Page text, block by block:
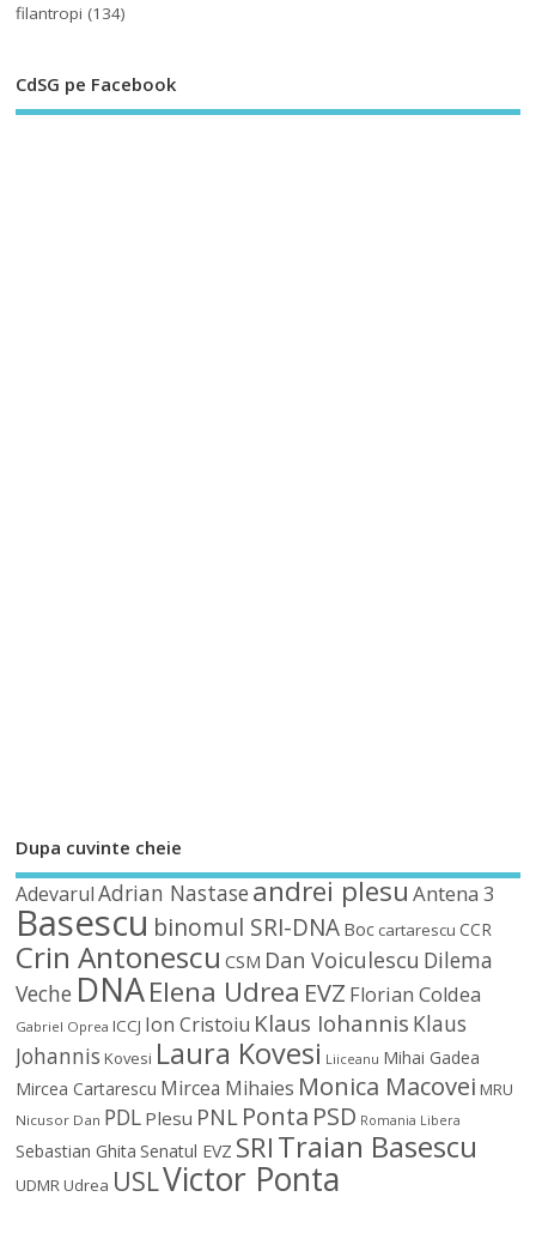
filantropi (134)
CdSG pe Facebook
Dupa cuvinte cheie
Adevarul Adrian Nastase andrei plesu Antena 3
Basescu binomul SRI-DNA Boc cartarescu CCR
Crin Antonescu CSM Dan Voiculescu Dilema
Veche DNAElena Udrea EVZ Florian Coldea
Gabriel Oprea ICCJ Ion Cristoiu Klaus Iohannis Klaus
Johannis Kovesi Laura Kovesi Liiceanu Mihai Gadea
Mircea Cartarescu Mircea Mihaies Monica Macovei MRU
Nicusor Dan PDL Plesu PNL Ponta PSD Romania Libera
Sebastian Ghita Senatul EVZ SRITraian Basescu
UDMRUdrea USLVictor Ponta